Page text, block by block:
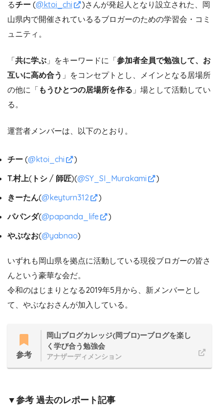
るチー (@ktoi_chi
)さんが発起人となり設立された、岡
山県内で開催されているるブロガーのための学習会・コミ
ュニティ。
「共に学ぶ 」をキーワードに「参加者全員で勉強して、お
互いに高め合う 」をコンセプトとし、メインとなる居場所
の他に「 もうひとつの居場所を作る 」場として活動してい
る。
運営者メンバーは、以下のとおり。
チー (@ktoi_chi
)
T.村上( トシ / 師匠)(@SY_SI_Murakami
)
きーたん(@keyturn312
)
パパンダ(@papanda_life
)
やぶなお(@yabnao)
いずれも岡山県を拠点に活動している現役ブロガーの皆さ
んという豪華な会だ。
令和のはじまりとなる2019年5月から、新メンバーとし
て、やぶなおさんが加入している。
参考
岡山ブログカレッジ(岡ブロ)ーブログを楽し
く学び合う勉強会
アナザーディメンション
▼参考 過去のレポート記事